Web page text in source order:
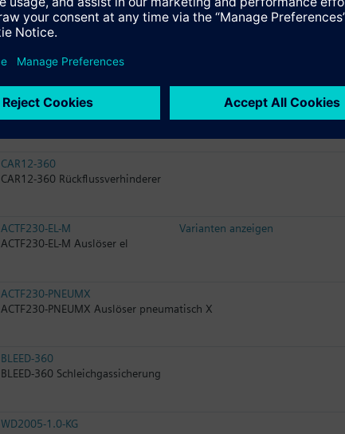
WD2005-SWITCH
FLEX16-500
FLEX16-500 Schlauch DN16 PN360
CAR12-360
CAR12-360 Rückflussverhinderer
ACTF230-EL-M
Varianten anzeigen
ACTF230-EL-M Auslöser el
ACTF230-PNEUMX
ACTF230-PNEUMX Auslöser pneumatisch X
BLEED-360
BLEED-360 Schleichgassicherung
WD2005-1.0-KG